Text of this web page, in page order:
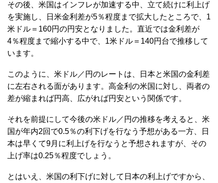
その後、米国はインフレが加速する中、立て続けに利上げ
を実施し、日米金利差が5％程度まで拡大したところで、1
米ドル＝160円の円安となりました。直近では金利差が
4％程度まで縮小する中で、1米ドル＝140円台で推移して
います。
このように、米ドル／円のレートは、日本と米国の金利差
に左右される面があります。高金利の米国に対し、両者の
差が縮まれば円高、広がれば円安という関係です。
それを前提にして今後の米ドル／円の推移を考えると、米
国が年内2回で0.5％の利下げを行なう予想がある一方、日
本は早くて9月に利上げを行なうと予想されますが、その
上げ率は0.25％程度でしょう。
とはいえ、米国の利下げに対して日本の利上げですから、